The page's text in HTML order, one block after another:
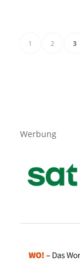
1 2 3
Werbung